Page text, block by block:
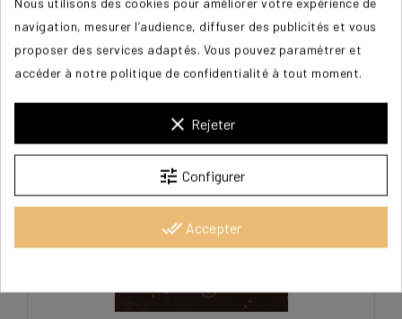
125,00 €
navigation, mesurer l’audience, diffuser des publicités et vous
proposer des services adaptés. Vous pouvez paramétrer et
accéder à notre politique de confidentialité à tout moment.
clear Rejeter
tune Configurer
done_all Accepter